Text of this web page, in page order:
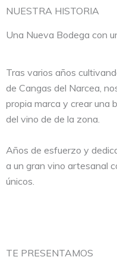
NUESTRA HISTORIA
Una Nueva Bodega con
Tras varios años
de Cangas del Narcea,
propia marca y crear una
del vino de de la zona.
Años de esfuerzo y
a un gran vino artesanal
únicos.
TE PRESENTAMOS